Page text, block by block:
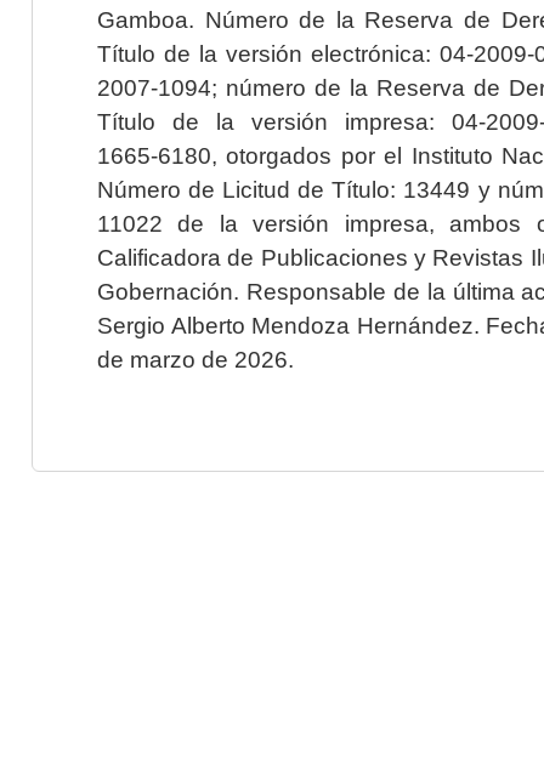
Gamboa. Número de la Reserva de
Título de la versión electrónica: 04-2009-
2007-1094; número de la Reserva de
Título de la versión impresa: 04-2009-
1665-6180, otorgados por el Instituto
Número de Licitud de Título: 13449 y
11022 de la versión impresa, ambos
Calificadora de Publicaciones y Revistas
Gobernación. Responsable de la última
Sergio Alberto Mendoza Hernández.
de marzo de 2026.